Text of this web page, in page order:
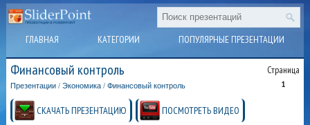
ГЛАВНАЯ КАТЕГОРИИ ПОПУЛЯРНЫЕ ПРЕЗЕНТАЦИИ
Финансовый контроль Страница
1
Презентации /Экономика /Финансовый контроль
СКАЧАТЬ ПРЕЗЕНТАЦИЮ ПОСМОТРЕТЬ ВИДЕО